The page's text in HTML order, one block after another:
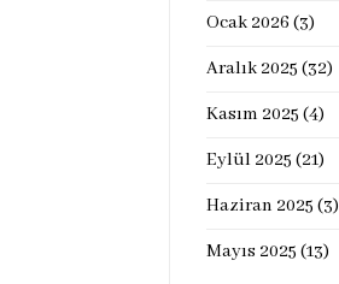
Ocak 2026 (3)
Aralık 2025 (32)
Kasım 2025 (4)
Eylül 2025 (21)
Haziran 2025 (3)
Mayıs 2025 (13)